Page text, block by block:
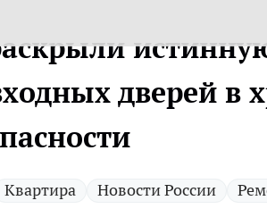
дверей в
Квартира Новости России